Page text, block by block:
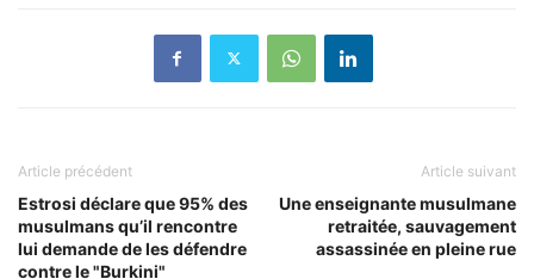
Article précédent
Estrosi déclare que 95% des
musulmans qu’il rencontre
lui demande de les défendre
contre le "Burkini"
Article suivant
Une enseignante musulmane
retraitée, sauvagement
assassinée en pleine rue